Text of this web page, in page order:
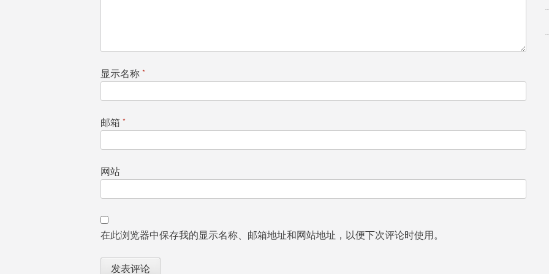
显示名称 *
邮箱 *
网站
在此浏览器中保存我的显示名称、邮箱地址和网站地址，以便下次评论时使用。